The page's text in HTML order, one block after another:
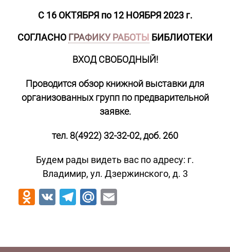
С 16 ОКТЯБРЯ по 12 НОЯБРЯ 2023 г.
СОГЛАСНО ГРАФИКУ РАБОТЫ БИБЛИОТЕКИ
ВХОД СВОБОДНЫЙ!
Проводится обзор книжной выставки для
организованных групп по предварительной
заявке.
тел. 8(4922) 32-32-02, доб. 260
Будем рады видеть вас по адресу: г.
Владимир, ул. Дзержинского, д. 3
Odnoklassniki
VK Telegram
Mail.Ru